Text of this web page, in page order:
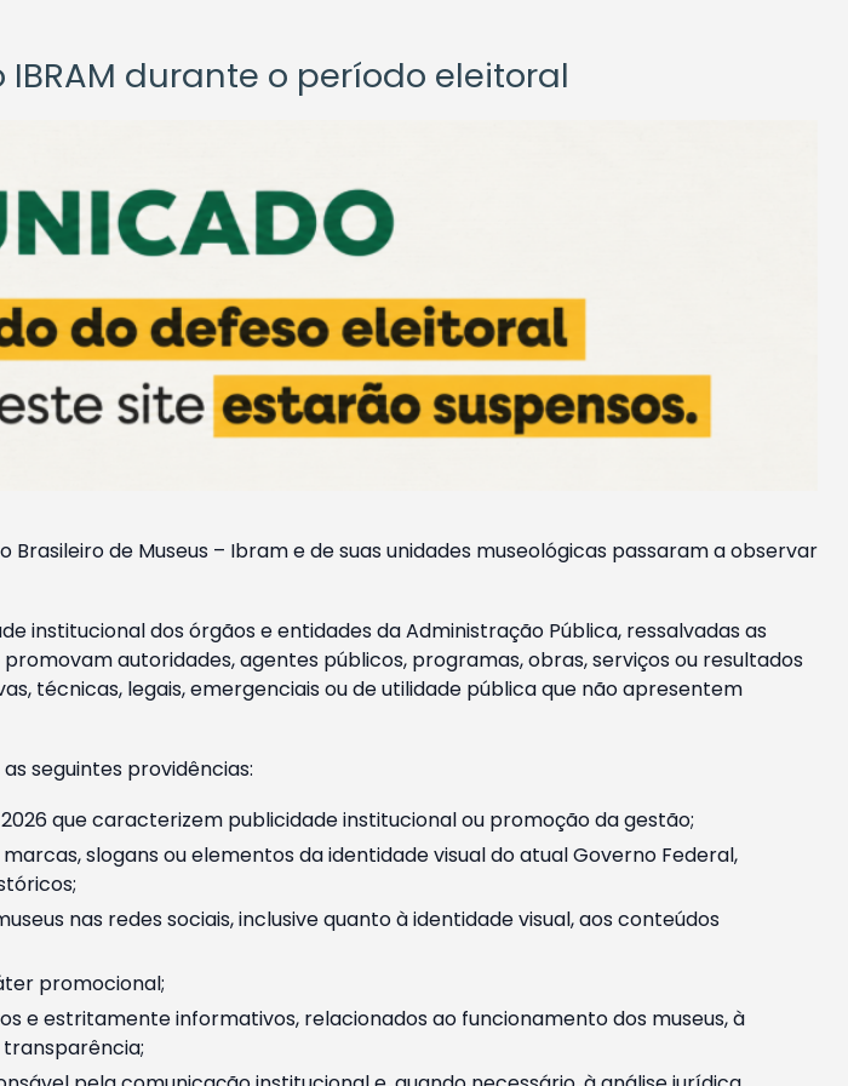
durante o período eleitoral
de Museus – Ibram e de suas unidades museológicas passaram a observar
institucional dos órgãos e entidades da Administração Pública, ressalvadas as
autoridades, agentes públicos, programas, obras, serviços ou resultados
técnicas, legais, emergenciais ou de utilidade pública que não apresentem
seguintes providências:
que caracterizem publicidade institucional ou promoção da gestão;
slogans ou elementos da identidade visual do atual Governo Federal,
nas redes sociais, inclusive quanto à identidade visual, aos conteúdos
promocional;
e estritamente informativos, relacionados ao funcionamento dos museus, à